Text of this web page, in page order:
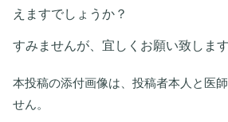
えますでしょうか？
すみませんが、宜しくお願い致します
本投稿の添付画像は、投稿者本人と医
せん。